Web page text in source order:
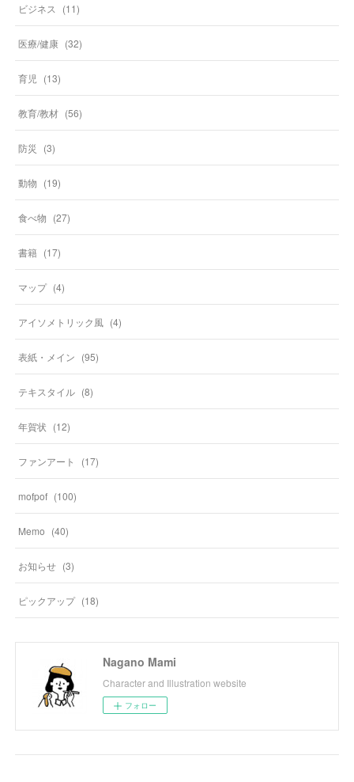
ビジネス (11)
医療/健康 (32)
育児 (13)
教育/教材 (56)
防災 (3)
動物 (19)
食べ物 (27)
書籍 (17)
マップ (4)
アイソメトリック風 (4)
表紙・メイン (95)
テキスタイル (8)
年賀状 (12)
ファンアート (17)
mofpof (100)
Memo (40)
お知らせ (3)
ピックアップ (18)
Nagano Mami
Character and Illustration website
フォロー